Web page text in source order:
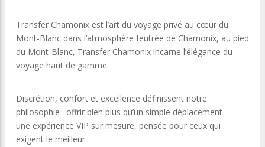
Transfer Chamonix est l’art du voyage privé au cœur du
Mont-Blanc dans l’atmosphère feutrée de Chamonix, au pied
du Mont-Blanc, Transfer Chamonix incarne l’élégance du
voyage haut de gamme.
Discrétion, confort et excellence définissent notre
philosophie : offrir bien plus qu’un simple déplacement —
une expérience VIP sur mesure, pensée pour ceux qui
exigent le meilleur.